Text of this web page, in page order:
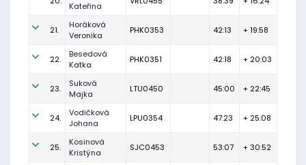
Kateřina
21.
Horáková
Veronika
PHK0353 42:13 + 19:58
22.
Besedová
Katka
PHK0351 42:18 + 20:03
23.
Suková
Majka
LTU0450 45:00 + 22:45
24.
Vodičková
Johana
LPU0354 47:23 + 25:08
25.
Kosinová
Kristýna
SJC0453 53:07 + 30:52